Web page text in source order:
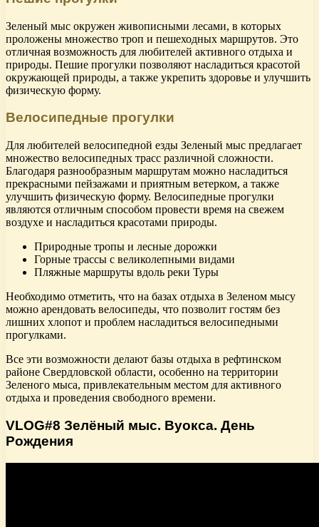
Зеленый мыс окружен живописными лесами, в которых
проложены множество троп и пешеходных маршрутов. Это
отличная возможность для любителей активного отдыха и
природы. Пешие прогулки позволяют насладиться красотой
окружающей природы, а также укрепить здоровье и улучшить
физическую форму.
Велосипедные прогулки
Для любителей велосипедной езды Зеленый мыс предлагает
множество велосипедных трасс различной сложности.
Благодаря разнообразным маршрутам можно насладиться
прекрасными пейзажами и приятным ветерком, а также
улучшить физическую форму. Велосипедные прогулки
являются отличным способом провести время на свежем
воздухе и насладиться красотами природы.
Природные тропы и лесные дорожки
Горные трассы с великолепными видами
Пляжные маршруты вдоль реки Туры
Необходимо отметить, что на базах отдыха в Зеленом мысу
можно арендовать велосипеды, что позволит гостям без
лишних хлопот и проблем насладиться велосипедными
прогулками.
Все эти возможности делают базы отдыха в рефтинском
районе Свердловской области, особенно на территории
Зеленого мыса, привлекательным местом для активного
отдыха и проведения свободного времени.
VLOG#8 Зелёный мыс. Вуокса. День
Рождения